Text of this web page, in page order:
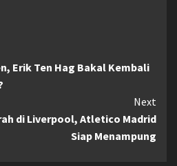
Erik Ten Hag Bakal Kembali
Next
di Liverpool, Atletico Madrid
Siap Menampung